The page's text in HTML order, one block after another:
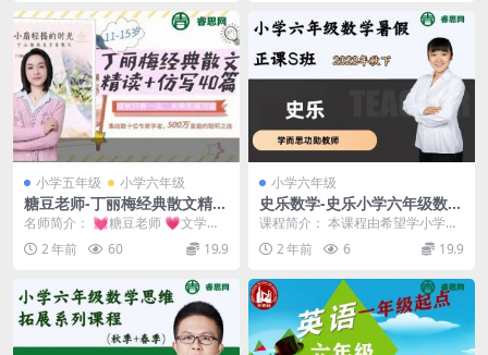
│ ├─ 002 .mp4 [186.25MB]
│ ├─ 003 .mp4 [121.30MB]
│ ├─ 004 .mp4 [203.42MB]
│ ├─ 005 .mp4 [161.41MB]
│ ├─ 006 .mp4 [165.71MB]
│ ├─ 007 .mp4 [143.14MB]
│ ├─ 008 .mp4 [140.88MB]
│ ├─ 009 .mp4 [116.01MB]
│ ├─ 010 .mp4 [123.54MB]
│ ├─ 011 .mp4 [102.55MB]
│ ├─ 012 .mp4 [238.55MB]
小学五年级 小学六年级
糖豆老师-丁丽梅经典散文精读
+仿写40篇(4~7年级),提升阅读
和写作能力
名师简介： 💓糖豆老师 💗文学硕
士|高中教资|六年经验 🏵️主题阅读
打卡|名家散...
2 年前 60 19.9
小学六年级
史乐数学-史乐小学六年级数学
暑假正课S班(全国版)-2023年
秋下
课程简介： 本课程由希望学小学数
学名师史乐老师授课，4年资深教学
经验，学而思功勋...
2 年前 6 19.9